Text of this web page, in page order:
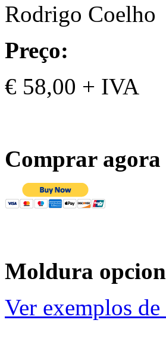
Rodrigo Coelho
Preço:
€ 58,00 + IVA
Comprar
Moldura
Ver exemplos